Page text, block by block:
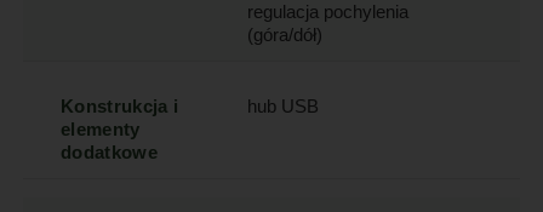
regulacja pochylenia
(góra/dół)
Konstrukcja i
elementy
dodatkowe
hub USB